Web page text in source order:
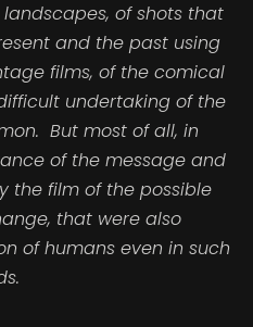
of shots that
and the past using
films, of the comical
undertaking of the
But most of all, in
of the message and
the film of the possible
that were also
of humans even in such